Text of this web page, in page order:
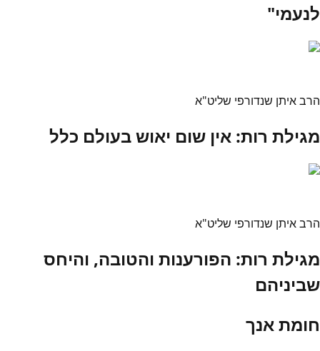
לנעמי"
הרב איתן שנדורפי שליט"א
מגילת רות: אין שום יאוש בעולם כלל
הרב איתן שנדורפי שליט"א
מגילת רות: הפורענות והטובה, והיחס
שביניהם
חומת אנך